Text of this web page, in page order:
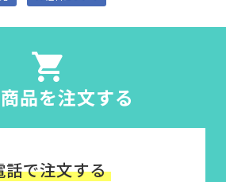
品を注文する
話で注文する